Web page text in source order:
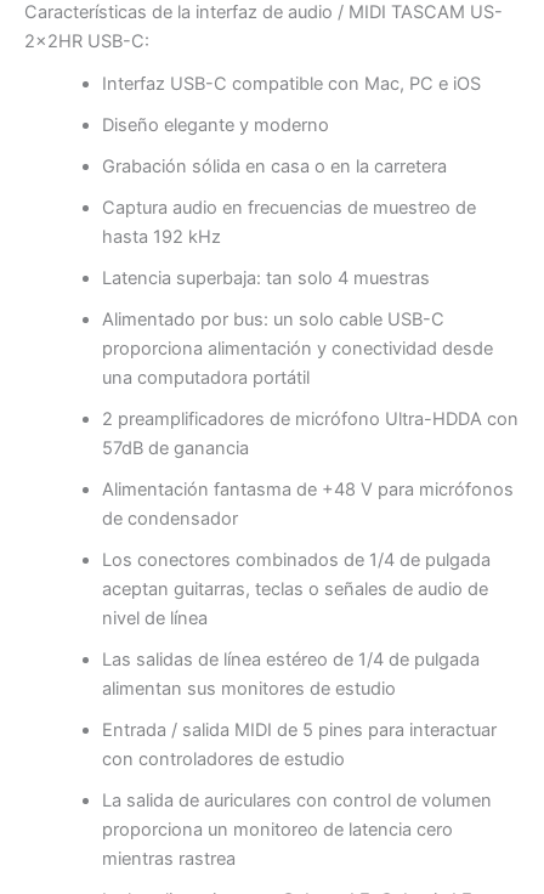
Características de la interfaz de audio / MIDI TASCAM US-
2x2HR USB-C:
Interfaz USB-C compatible con Mac, PC e iOS
Diseño elegante y moderno
Grabación sólida en casa o en la carretera
Captura audio en frecuencias de muestreo de
hasta 192 kHz
Latencia superbaja: tan solo 4 muestras
Alimentado por bus: un solo cable USB-C
proporciona alimentación y conectividad desde
una computadora portátil
2 preamplificadores de micrófono Ultra-HDDA con
57dB de ganancia
Alimentación fantasma de +48 V para micrófonos
de condensador
Los conectores combinados de 1/4 de pulgada
aceptan guitarras, teclas o señales de audio de
nivel de línea
Las salidas de línea estéreo de 1/4 de pulgada
alimentan sus monitores de estudio
Entrada / salida MIDI de 5 pines para interactuar
con controladores de estudio
La salida de auriculares con control de volumen
proporciona un monitoreo de latencia cero
mientras rastrea